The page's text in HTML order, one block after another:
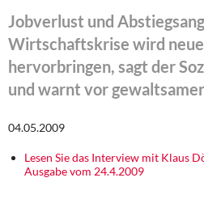
Themen
Leitlinien linker Wirtschafts-
Wirtschaftspolitik
Steuer- und Finanzpolitik
Jobverlust und
Wirtschaftskrise wird
hervorbringen, sagt der
und warnt vor
04.05.2009
Lesen Sie das Interview mit Klaus
Ausgabe vom 24.4.2009